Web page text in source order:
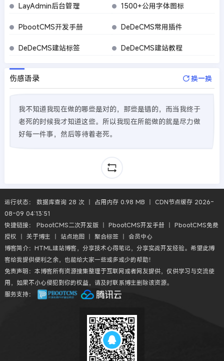
LayAdmin后台管理 1500+公用字体图标
PbootCMS开发手册 DeDeCMS常用插件
DeDeCMS建站标签 DeDeCMS建站教程
伤感语录 换一换
我不知道我现在做的哪些是对的，那些是错的，而当我终于
老死的时候我才知道这些。所以我现在所能做的就是尽力做
好每一件事，然后等待着老死。
运行状态： 数据库查询 28 次 丨 占用内存 0.98 MB 丨 CDN节点缓存 2026-
08-09 04:13:51
快捷链接： PbootCMS二次开发版丨 PbootCMS开发手册 丨 PbootCMS免费
授权 丨 关于博主 丨 站点地图丨 聚合标签丨 会员中心
博客简介：HTML建站博客，分享技术心得笔记，分享实战开发经验。希望此博
客给我提供便利之余，也能给大家一些或多或少的帮助！
免责声明：本博客所有资源搜集整理于互联网或者网友提供，仅供学习与交流使
用，如果不小心侵犯到你的权益，请及时联系博主删除该资源。
服务支持：